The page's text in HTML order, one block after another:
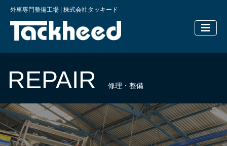
外車専門整備工場 | 株式会社タッキード
横浜の外
REPAIR 修理・整備